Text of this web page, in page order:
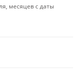
месяцев с даты